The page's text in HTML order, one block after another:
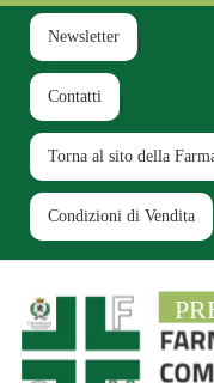
Passa
contenuto
principale
Newsletter
Contatti
Torna al sito della
Condizioni di Vendita
Farmacia
Comunale